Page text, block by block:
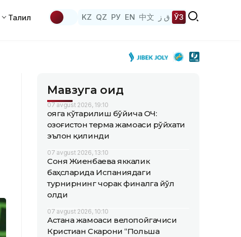
Таҳлил KZ QZ РУ EN 中文 ق ز ЎЗ
Мавзуга оид
07 avgust 2026, 19:10
Қояга кўтарилиш бўйича ОЧ:
Қозоғистон терма жамоаси рўйхати
эълон қилинди
07 avgust 2026, 13:10
Соня Жиенбаева яккалик
баҳсларида Испаниядаги
турнирнинг чорак финалга йўл
олди
07 avgust 2026, 10:10
Астана жамоаси велопойгачиси
Кристиан Скарони “Польша